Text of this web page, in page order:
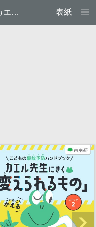
こどもの事故予防ハンドブック カエル先生にきく「変えられるもの」-ステップ2- 表紙